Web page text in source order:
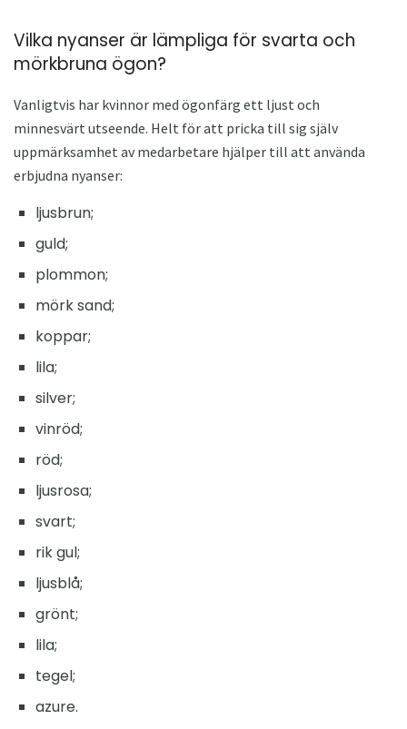
Vilka nyanser är lämpliga för svarta och
mörkbruna ögon?
Vanligtvis har kvinnor med ögonfärg ett ljust och
minnesvärt utseende. Helt för att pricka till sig själv
uppmärksamhet av medarbetare hjälper till att använda
erbjudna nyanser:
ljusbrun;
guld;
plommon;
mörk sand;
koppar;
lila;
silver;
vinröd;
röd;
ljusrosa;
svart;
rik gul;
ljusblå;
grönt;
lila;
tegel;
azure.